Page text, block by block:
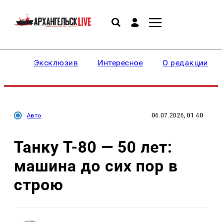
Эксклюзив Интересное О редакции
Авто 06.07.2026, 01:40
Танку Т-80 — 50 лет:
машина до сих пор в
строю